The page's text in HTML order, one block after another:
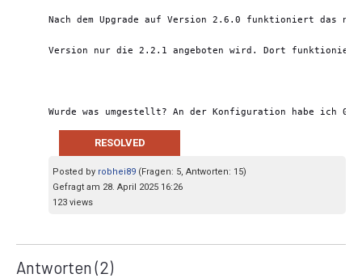
Nach dem Upgrade auf Version 2.6.0 funktioniert das
Version nur die 2.2.1 angeboten wird. Dort funktioniert
Wurde was umgestellt? An der Konfiguration habe ich
RESOLVED
Posted by robhei89 (Fragen: 5, Antworten: 15)
Gefragt am 28. April 2025 16:26
123 views
Antworten(2)